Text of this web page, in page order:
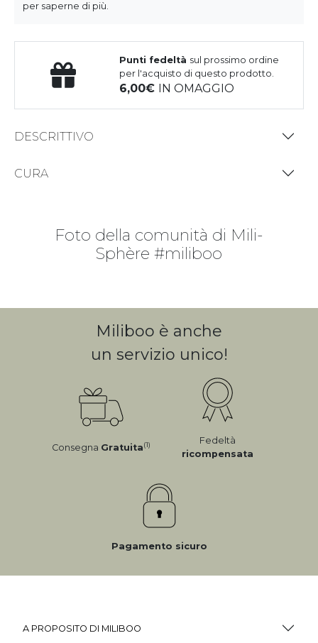
per saperne di più.
Punti fedeltà sul prossimo ordine
per l'acquisto di questo prodotto.
6,00 IN OMAGGIO
DESCRITTIVO
CURA
Foto della comunità di Mili-
Sphère #miliboo
Miliboo è anche
un servizio unico!
Consegna Gratuita(1)
Fedeltà
ricompensata
Pagamento sicuro
A PROPOSITO DI MILIBOO